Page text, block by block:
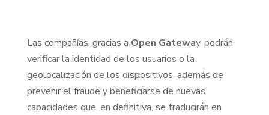
Las compañías, gracias a Open Gateway, podrán
verificar la identidad de los usuarios o la
geolocalización de los dispositivos, además de
prevenir el fraude y beneficiarse de nuevas
capacidades que, en definitiva, se traducirán en